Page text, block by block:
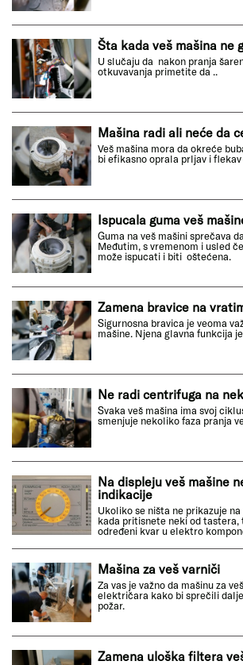
Šta kada veš mašina ne
U slučaju da nakon pranja
otkuvavanja primetite da ..
Mašina radi ali neće da
Veš mašina mora da okreće
bi efikasno oprala prljav i flekav
Ispucala guma veš
Guma na veš mašini sprečava
Međutim, s vremenom i usled
može ispucati i biti oštećena.
Zamena bravice na
Sigurnosna bravica je veoma
mašine. Njena glavna funkcija
Ne radi centrifuga na
Svaka veš mašina ima svoj
smenjuje nekoliko faza pranja
Na displeju veš mašine
indikacije
Ukoliko se ništa ne prikazuje
kada pritisnete neki od tastera,
određeni kvar u elektro
Mašina za veš varniči
Za vas je važno da mašinu za
električara kako bi sprečili
požar.
Zamena uloška filtera